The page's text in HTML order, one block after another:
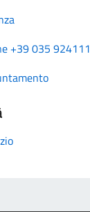
+39 035 924111